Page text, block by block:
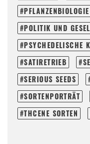
PFLANZENBIOLOGIE
POLITIK UND
PSYCHEDELISCHE
SATIRETRIEB
SERIOUS SEEDS
SORTENPORTRÄT
THCENE SORTEN